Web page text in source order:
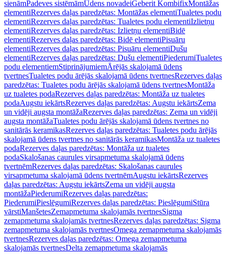
sienāmPadeves sistēmāmŪdens novadeiGeberit KombifixMontāžas
elementiRezerves daļas paredzētas: Montāžas elementiTualetes podu
elementiRezerves daļas paredzētas: Tualetes podu elementiIzlietņu
elementiRezerves daļas paredzētas: Izlietņu elementiBidē
elementiRezerves daļas paredzētas: Bidē elementiPisuāru
elementiRezerves daļas paredzētas: Pisuāru elementiDušu
elementiRezerves daļas paredzētas: Dušu elementiPiederumiTualetes
podu elementiemStiprinājumiemĀrējās skalojamā ūdens
tvertnesTualetes podu ārējās skalojamā ūdens tvertnesRezerves daļas
paredzētas: Tualetes podu ārējās skalojamā ūdens tvertnesMontāža
uz tualetes podaRezerves daļas paredzētas: Montāža uz tualetes
podaAugstu iekārtsRezerves daļas paredzētas: Augstu iekārtsZema
un vidēji augsta montāžaRezerves daļas paredzētas: Zema un vidēji
augsta montāžaTualetes podu ārējās skalojamā ūdens tvertnes no
sanitārās keramikasRezerves daļas paredzētas: Tualetes podu ārējās
skalojamā ūdens tvertnes no sanitārās keramikasMontāža uz tualetes
podaRezerves daļas paredzētas: Montāža uz tualetes
podaSkalošanas caurules virsapmetuma skalojamā ūdens
tvertnēmRezerves daļas paredzētas: Skalošanas caurules
virsapmetuma skalojamā ūdens tvertnēmAugstu iekārtsRezerves
daļas paredzētas: Augstu iekārtsZema un vidēji augsta
montāžaPiederumiRezerves daļas paredzētas:
PiederumiPieslēgumiRezerves daļas paredzētas: PieslēgumiStūra
vārstiManšetesZemapmetuma skalojamās tvertnesSigma
zemapmetuma skalojamās tvertnesRezerves daļas paredzētas: Sigma
zemapmetuma skalojamās tvertnesOmega zemapmetuma skalojamās
tvertnesRezerves daļas paredzētas: Omega zemapmetuma
skalojamās tvertnesDelta zemapmetuma skalojamās